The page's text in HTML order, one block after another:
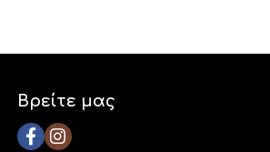
Βρείτε μας